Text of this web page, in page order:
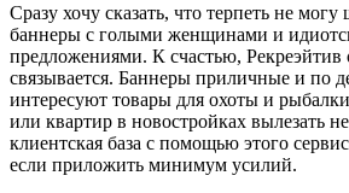
Сразу хочу сказать, что терпеть не могу
баннеры с голыми женщинами и
предложениями. К счастью, Рекреэйтив
связывается. Баннеры приличные и по
интересуют товары для охоты и
или квартир в новостройках вылезать
клиентская база с помощью этого
если приложить минимум усилий.